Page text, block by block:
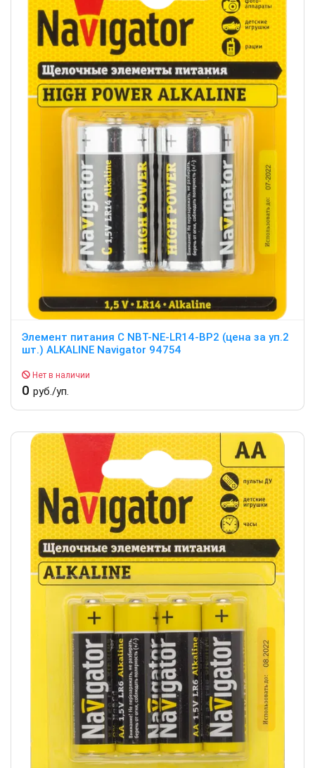
Элемент питания С NBT-NE-LR14-BP2 (цена за уп.2
шт.) ALKALINE Navigator 94754
Нет в наличии
0 руб./уп.